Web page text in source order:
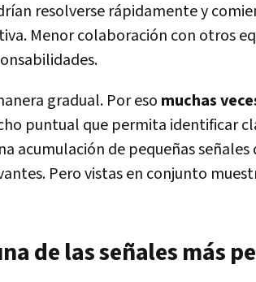
resolverse rápidamente y
Menor colaboración con otros
gradual. Por eso muchas
puntual que permita identificar
acumulación de pequeñas señales
Pero vistas en conjunto
de las señales más